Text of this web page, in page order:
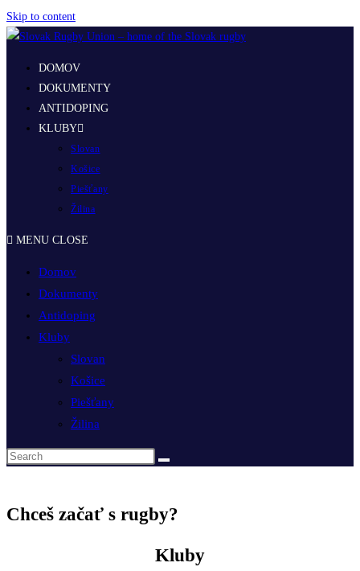
Skip to content
DOMOV
DOKUMENTY
ANTIDOPING
KLUBY
Slovan
Košice
Piešťany
Žilina
MENU CLOSE
Domov
Dokumenty
Antidoping
Kluby
Slovan
Košice
Piešťany
Žilina
Chceš začať s rugby?
Kluby